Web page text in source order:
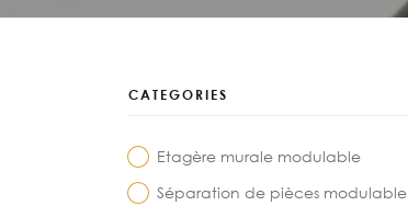
CATEGORIES
Etagère murale modulable
Séparation de pièces modulable